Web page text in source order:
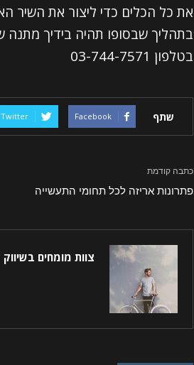
את כל הכלים כדי ליצור את השיר
בתהליך שבסופו תהיה בידיך מתנה
בטלפון 03-744-7571
שתף Facebook
Twitter
כתבה קודמת
פתרונות אריזה לכל תחומי התעשייה
צוות מומחים